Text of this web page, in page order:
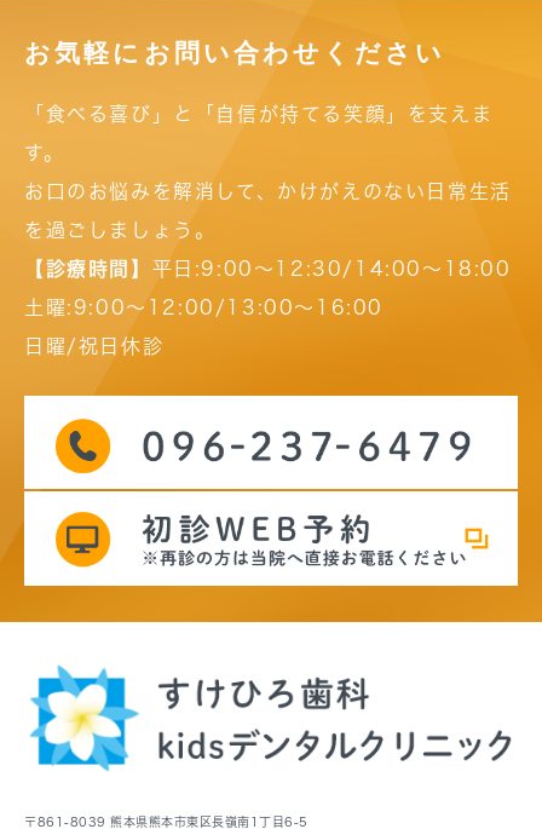
お気軽にお問い合わせください
「食べる喜び」と「自信が持てる笑顔」を支えま
す。
お口のお悩みを解消して、かけがえのない日常生活
を過ごしましょう。
【診療時間】 平日:9:00～12:30/14:00～18:00
土曜:9:00～12:00/13:00～16:00
日曜/祝日休診
〒861-8039 熊本県熊本市東区長嶺南1丁目6-5